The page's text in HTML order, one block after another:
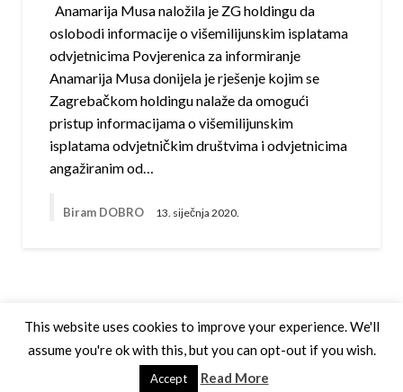
Anamarija Musa naložila je ZG holdingu da
oslobodi informacije o višemilijunskim isplatama
odvjetnicima Povjerenica za informiranje
Anamarija Musa donijela je rješenje kojim se
Zagrebačkom holdingu nalaže da omogući
pristup informacijama o višemilijunskim
isplatama odvjetničkim društvima i odvjetnicima
angažiranim od…
Biram DOBRO 13. siječnja 2020.
Theme by Silk Themes
This website uses cookies to improve your experience. We'll
assume you're ok with this, but you can opt-out if you wish.
Accept Read More